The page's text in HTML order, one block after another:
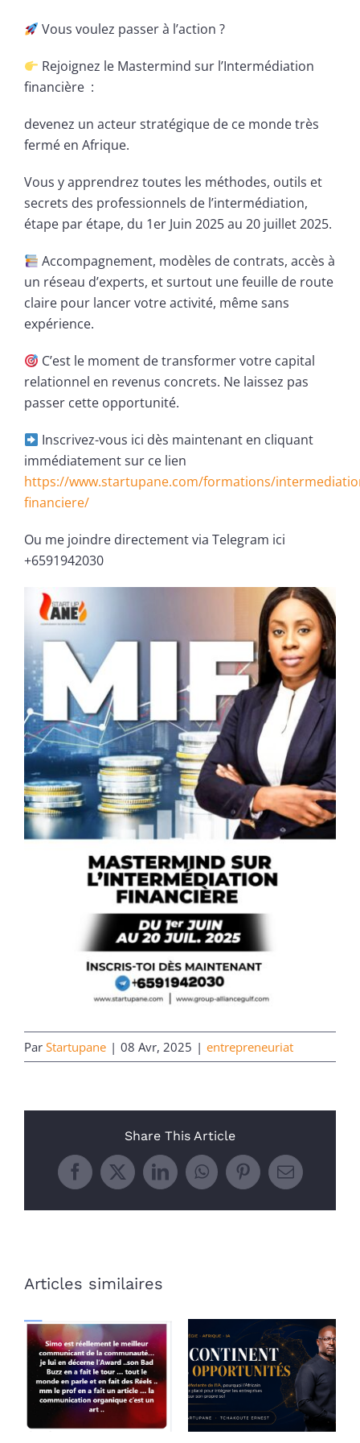
Vous voulez passer à l’action ?
Rejoignez le Mastermind sur l’Intermédiation
financière :
devenez un acteur stratégique de ce monde très
fermé en Afrique.
Vous y apprendrez toutes les méthodes, outils et
secrets des professionnels de l’intermédiation,
étape par étape, du 1er Juin 2025 au 20 juillet 2025.
Accompagnement, modèles de contrats, accès à
un réseau d’experts, et surtout une feuille de route
claire pour lancer votre activité, même sans
expérience.
C’est le moment de transformer votre capital
relationnel en revenus concrets. Ne laissez pas
passer cette opportunité.
Inscrivez-vous ici dès maintenant en cliquant
immédiatement sur ce lien
https://www.startupane.com/formations/
financiere/
Ou me joindre directement via Telegram ici
+6591942030
Par Startupane | 08 Avr, 2025 | entrepreneuriat
Share This Article
Facebook
X LinkedInWhatsApp
PinterestEmail
Articles similaires